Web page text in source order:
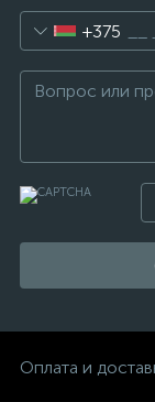
+375
Оплата и